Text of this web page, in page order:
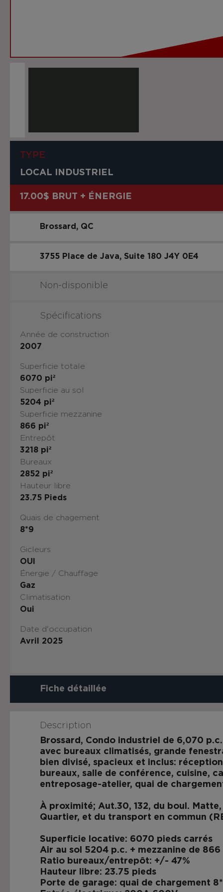
TYPE
LOCAL INDUSTRIEL
17.00$ BRUT + ÉNERGIE
Brossard QC
3755 Place de Java, Suite 180 J4Y 0E4
Non-disponible
Spécifications
Année de construction
2007
Superficie totale
6070 pi²
Superficie au sol
5204 pi²
Superficie mezzanine
866 pi²
Entrepôt
3218 pi²
Bureaux
2852 pi²
Hauteur libre
23.75 Pieds
Quais de chagement
8*9
Gicleurs
OUI
Énergie / Chauffage
Gaz
Climatisation
Oui
Date d'occupation
Avril 2025
Fiche détaillée
Description
Brossard, Condo industriel de 6,070
avec bureaux climatisés, grande
bien divisé, spacieux et inclus:
bureaux, salle de conférence, cuisine,
entreposage-atelier, quai de
À proximité; Aut.30, 132, du boul.
Quartier, et du transport en commun
Superficie locative: 6070 pieds carrés
Air au sol 5204 p.c. + mezzanine de 866
Ratio bureaux/entrepôt: +/- 47%
Hauteur libre: 23.75 pieds
Porte de garage: quai de chargement